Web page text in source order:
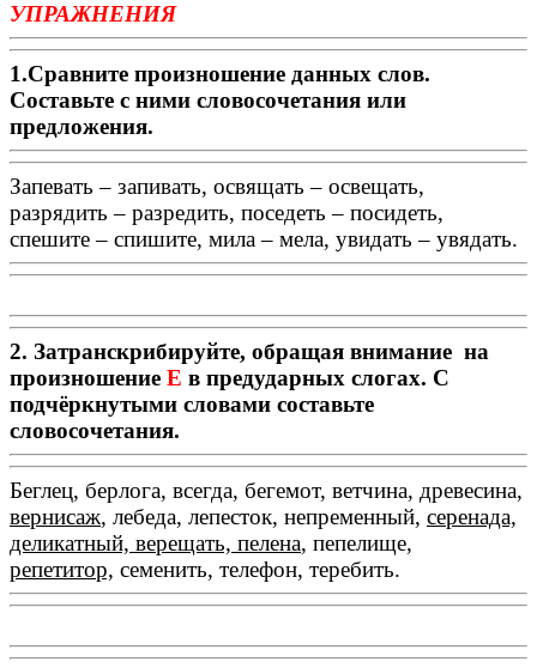
УПРАЖНЕНИЯ
1.Сравните произношение данных слов.
Составьте с ними словосочетания или
предложения.
Запевать – запивать, освящать – освещать,
разрядить – разредить, поседеть – посидеть,
спешите – спишите, мила – мела, увидать – увядать.
2. Затранскрибируйте, обращая внимание на
произношение Е в предударных слогах. С
подчёркнутыми словами составьте
словосочетания.
Беглец, берлога, всегда, бегемот, ветчина, древесина,
вернисаж, лебеда, лепесток, непременный, серенада,
деликатный, верещать, пелена, пепелище,
репетитор, семенить, телефон, теребить.